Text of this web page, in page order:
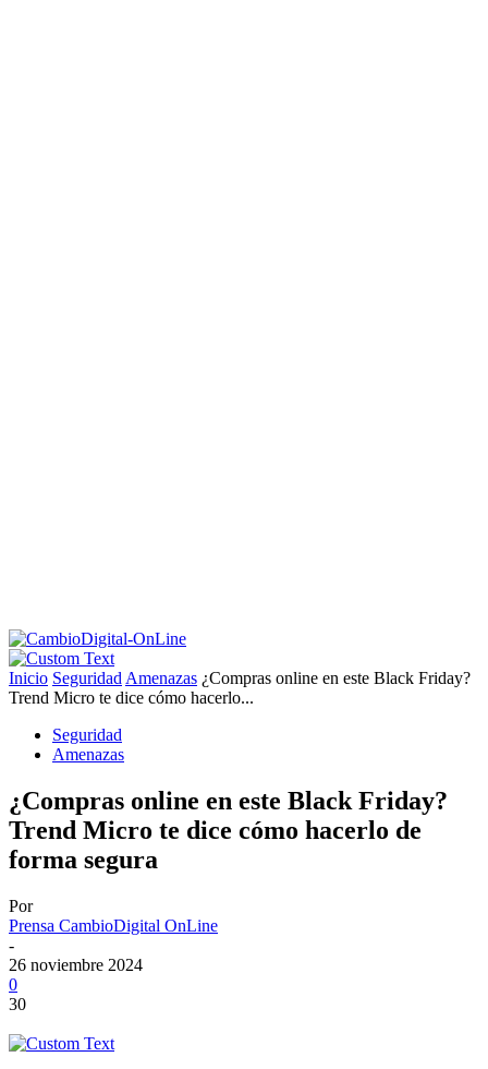
Inicio Seguridad Amenazas ¿Compras online en este Black Friday?
Trend Micro te dice cómo hacerlo...
Seguridad
Amenazas
¿Compras online en este Black Friday?
Trend Micro te dice cómo hacerlo de
forma segura
Por
Prensa CambioDigital OnLine
-
26 noviembre 2024
0
30